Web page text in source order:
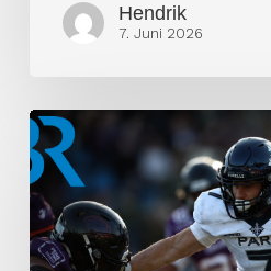
Hendrik
7. Juni 2026
Öffentlich
Rechtliche
entdecken
Football
für